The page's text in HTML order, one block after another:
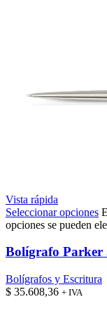
Vista rápida
Seleccionar opciones
opciones se pueden
Bolígrafo Parker
Bolígrafos y Escritura
$ 35.608,36 + IVA